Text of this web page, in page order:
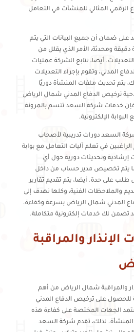
الرقمي المثالي للمنشآت في التعامل
ضمان أن جميع البيانات التي يتم
دقيقة ومحدثة، الأمر الذي يقلل من
أيضا، تتابع الشركة عمليات
المدني، وتقوم بإجراء التعديلات
يتم تحديث ملفات المنشأة دوريًا
ترخيص الدفاع المدني شمال الرياض
خدمات شركة السعد تتسم بالمرونة
الإلكترونية.
السعد دورات تدريبية لأصحاب
في تعلم آليات التعامل مع بوابة
إرشادية وتحديثات دورية حول أي
يتم تخصيص مدير حساب من داخل
طلب على حدة. أيضا، يتم تقديم تقارير
والملاحظات الفنية، وكلها تهدف إلى
المدني شمال الرياض بسرعة وكفاءة.
تضمن لك خدمات إلكترونية متكاملة.
والمراقبة
والمراقبة شمال الرياض من أهم
للحصول على ترخيص الدفاع المدني
الجهات المختصة على كفاءة هذه
المنشأة. لذلك، تقدم شركة السعد